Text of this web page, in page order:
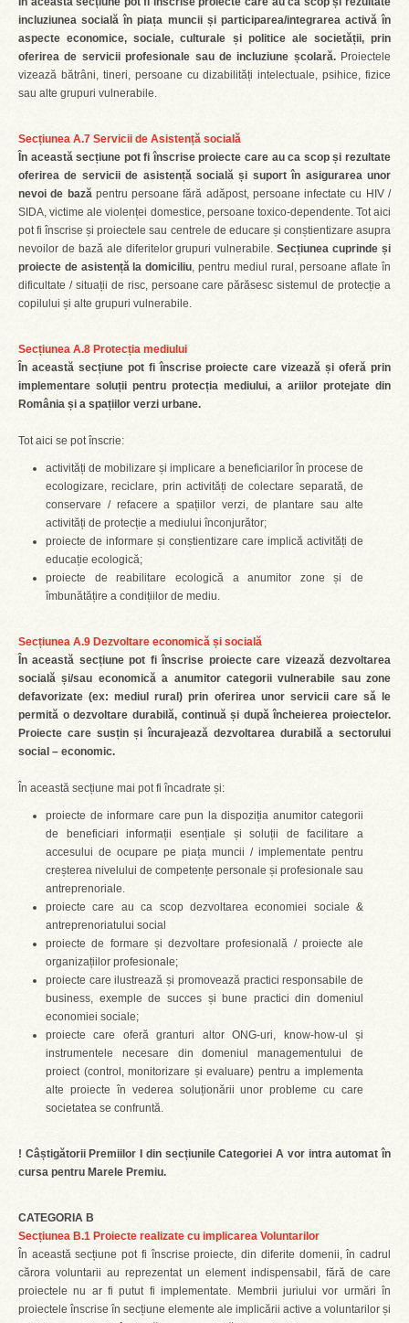
incluziunea socială în piața muncii și participarea/integrarea activă în
aspecte economice, sociale, culturale și politice ale societății, prin
oferirea de servicii profesionale sau de incluziune școlară.Proiectele
vizează bătrâni, tineri, persoane cu dizabilități intelectuale, psihice, fizice
sau alte grupuri vulnerabile.
Secțiunea A.7 Servicii de Asistență socială
În această secțiune pot fi înscrise proiecte care au ca scop și rezultate
oferirea de servicii de asistență socială și suport în asigurarea unor
nevoi de bază pentru persoane fără adăpost, persoane infectate cu HIV /
SIDA, victime ale violenței domestice, persoane toxico-dependente. Tot aici
pot fi înscrise și proiectele sau centrele de educare și conștientizare asupra
nevoilor de bază ale diferitelor grupuri vulnerabile.Secțiunea cuprinde și
proiecte de asistență la domiciliu, pentru mediul rural, persoane aflate în
dificultate / situații de risc, persoane care părăsesc sistemul de protecție a
copilului și alte grupuri vulnerabile.
Secțiunea A.8 Protecția mediului
În această secțiune pot fi înscrise proiecte care vizează și oferă prin
implementare soluții pentru protecția mediului, a ariilor protejate din
România și a spațiilor verzi urbane.
Tot aici se pot înscrie:
activități de mobilizare și implicare a beneficiarilor în procese de
ecologizare, reciclare, prin activități de colectare separată, de
conservare / refacere a spațiilor verzi, de plantare sau alte
activități de protecție a mediului înconjurător;
proiecte de informare și conștientizare care implică activități de
educație ecologică;
proiecte de reabilitare ecologică a anumitor zone și de
îmbunătățire a condițiilor de mediu.
Secțiunea A.9 Dezvoltare economică și socială
În această secțiune pot fi înscrise proiecte care vizează dezvoltarea
socială și/sau economică a anumitor categorii vulnerabile sau zone
defavorizate (ex: mediul rural) prin oferirea unor servicii care să le
permită o dezvoltare durabilă, continuă și după încheierea proiectelor.
Proiecte care susțin și încurajează dezvoltarea durabilă a sectorului
social – economic.
În această secțiune mai pot fi încadrate și:
proiecte de informare care pun la dispoziția anumitor categorii
de beneficiari informații esențiale și soluții de facilitare a
accesului de ocupare pe piața muncii / implementate pentru
creșterea nivelului de competențe personale și profesionale sau
antreprenoriale.
proiecte care au ca scop dezvoltarea economiei sociale &
antreprenoriatului social
proiecte de formare și dezvoltare profesională / proiecte ale
organizațiilor profesionale;
proiecte care ilustrează și promovează practici responsabile de
business, exemple de succes și bune practici din domeniul
economiei sociale;
proiecte care oferă granturi altor ONG-uri, know-how-ul și
instrumentele necesare din domeniul managementului de
proiect (control, monitorizare și evaluare) pentru a implementa
alte proiecte în vederea soluționării unor probleme cu care
societatea se confruntă.
! Câștigătorii Premiilor I din secțiunile Categoriei A vor intra automat în
cursa pentru Marele Premiu.
CATEGORIA B
Secțiunea B.1 Proiecte realizate cu implicarea Voluntarilor
În această secțiune pot fi înscrise proiecte, din diferite domenii, în cadrul
cărora voluntarii au reprezentat un element indispensabil, fără de care
proiectele nu ar fi putut fi implementate. Membrii juriului vor urmări în
proiectele înscrise în secțiune elemente ale implicării active a voluntarilor și